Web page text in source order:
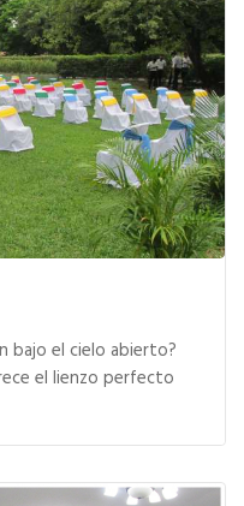
bajo el cielo abierto?
el lienzo perfecto